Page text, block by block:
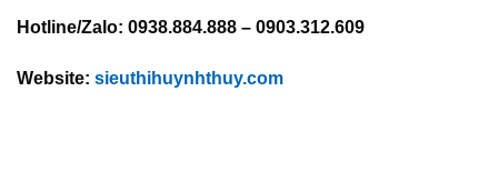
Hotline/Zalo: 0938.884.888 – 0903.312.609
Website: sieuthihuynhthuy.com